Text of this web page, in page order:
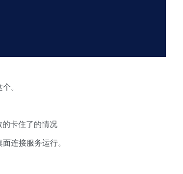
。
卡住了的情况
连接服务运行。